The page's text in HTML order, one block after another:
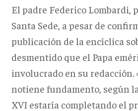
El padre Federico Lombardi,
Santa Sede, a pesar de
publicación de la encíclica
desmentido que el Papa
involucrado en su redacción.
notiene fundamento, según
XVI estaría completando el